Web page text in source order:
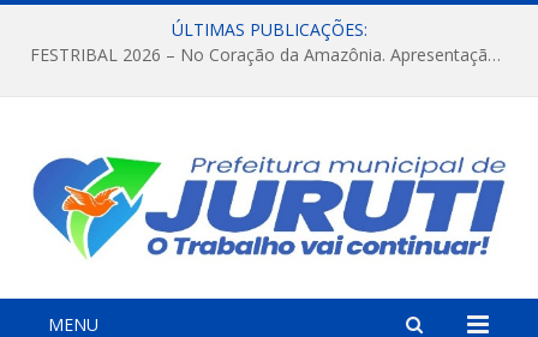
ÚLTIMAS PUBLICAÇÕES:
FESTRIBAL 2026 – No Coração da Amazônia. Apresentação da Munduruku.
MENU